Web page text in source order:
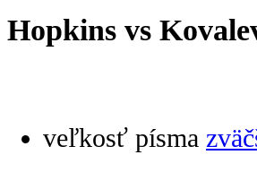
Hopkins vs
veľkosť písma